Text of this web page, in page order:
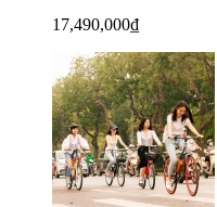
17,490,000₫